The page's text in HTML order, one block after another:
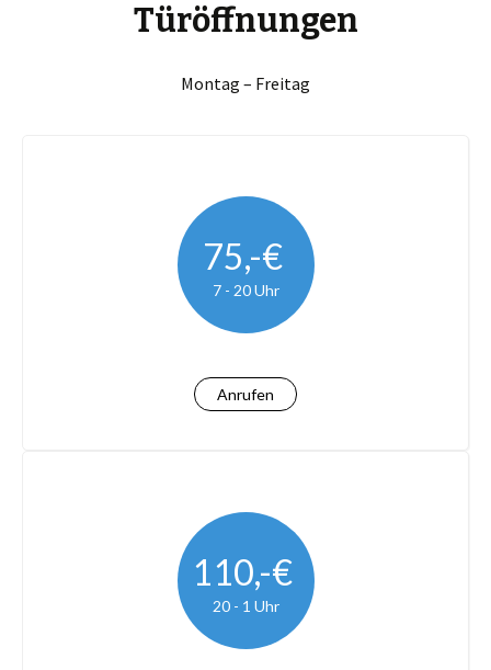
Türöffnungen
Montag – Freitag
75,-€
7 - 20 Uhr
Anrufen
110,-€
20 - 1 Uhr